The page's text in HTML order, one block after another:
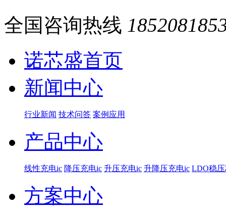
全国咨询热线
诺芯盛首页
新闻中心
行业新闻 技术问答 案例应用
产品中心
线性充电ic 降压充电ic 升压充电ic 升降压充电ic LDO稳
方案中心